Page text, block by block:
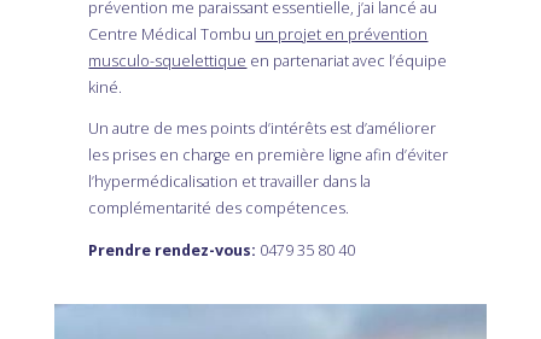
prévention me paraissant essentielle, j’ai lancé au
Centre Médical Tombu un projet en prévention
musculo-squelettique en partenariat avec l’équipe
kiné.
Un autre de mes points d’intérêts est d’améliorer
les prises en charge en première ligne afin d’éviter
l’hypermédicalisation et travailler dans la
complémentarité des compétences.
Prendre rendez-vous: 0479 35 80 40